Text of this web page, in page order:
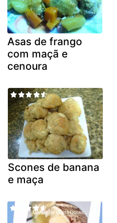
Asas de frango
com maçã e
cenoura
Scones de banana
e maça